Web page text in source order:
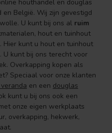
houthandel en douglas
België. Wij zijn gevestigd
U kunt bij ons al ruim
hout en tuinhout
Hier kunt u hout en tuinhout
U kunt bij ons terecht voor
Overkapping kopen als
Speciaal voor onze klanten
en een douglas
kunt u bij ons ook een
onze eigen werkplaats
overkapping, hekwerk,